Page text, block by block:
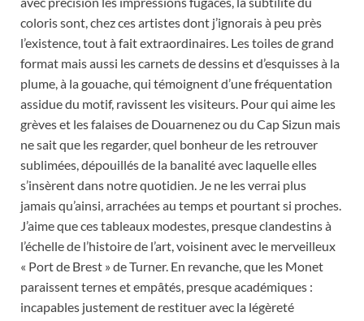
coloris sont, chez ces artistes dont j’ignorais à peu près
l’existence, tout à fait extraordinaires. Les toiles de grand
format mais aussi les carnets de dessins et d’esquisses à la
plume, à la gouache, qui témoignent d’une fréquentation
assidue du motif, ravissent les visiteurs. Pour qui aime les
grèves et les falaises de Douarnenez ou du Cap Sizun mais
ne sait que les regarder, quel bonheur de les retrouver
sublimées, dépouillés de la banalité avec laquelle elles
s’insèrent dans notre quotidien. Je ne les verrai plus
jamais qu’ainsi, arrachées au temps et pourtant si proches.
J’aime que ces tableaux modestes, presque clandestins à
l’échelle de l’histoire de l’art, voisinent avec le merveilleux
« Port de Brest » de Turner. En revanche, que les Monet
paraissent ternes et empâtés, presque académiques :
incapables justement de restituer avec la légèreté